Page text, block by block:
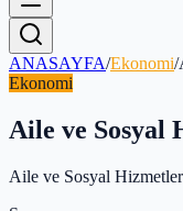
ANASAYFA/Ekonomi/
Ekonomi
Aile ve Sosyal
Aile ve Sosyal Hizmetler